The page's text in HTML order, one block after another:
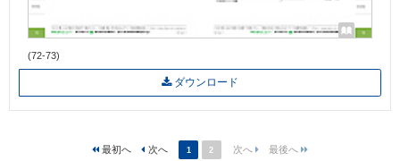
(72-73)
ダウンロード
1 2